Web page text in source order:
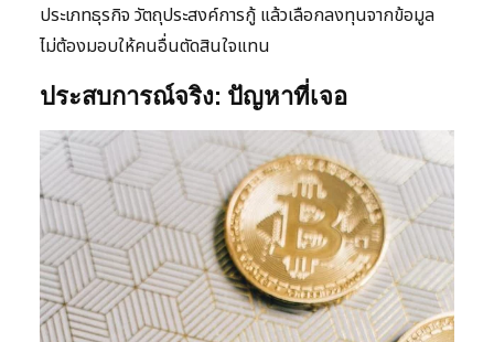
ประเภทธุรกิจ วัตถุประสงค์การกู้ แล้วเลือกลงทุนจากข้อมูล
ไม่ต้องมอบให้คนอื่นตัดสินใจแทน
ประสบการณ์จริง: ปัญหาที่เจอ